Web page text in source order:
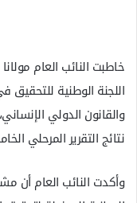
خاطبت النائب العام
اللجنة الوطنية للتحقيق
والقانون الدولي الإنساني،
نتائج التقرير المرحلي
وأكدت النائب العام أن